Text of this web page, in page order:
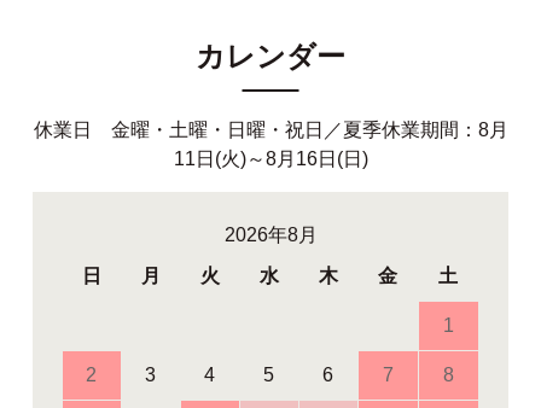
カレンダー
休業日 金曜・土曜・日曜・祝日／夏季休業期間：8月
11日(火)～8月16日(日)
2026年8月
日
月 火 水 木 金 土
1
2 3 4 5 6 7 8